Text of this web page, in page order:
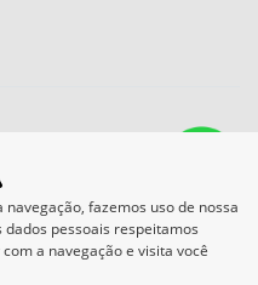
salvafazemos uso de nossa
pessoais respeitamos
a navegação e visita você